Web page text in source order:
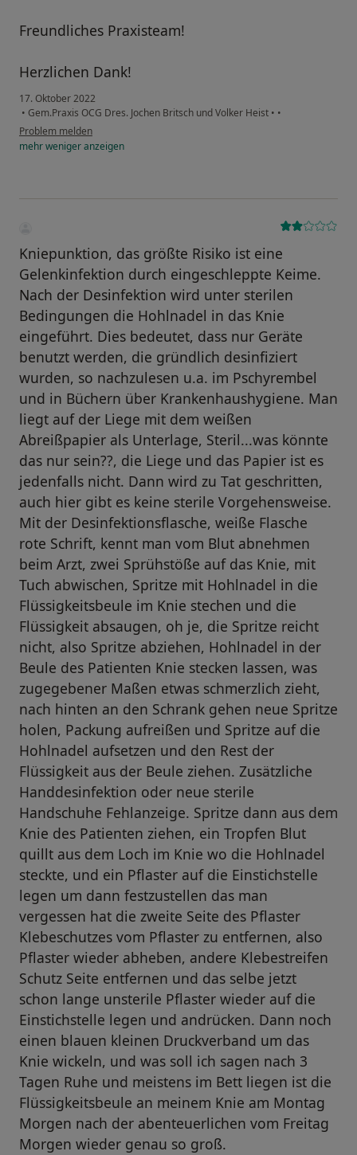
Freundliches Praxisteam!
Herzlichen Dank!
17. Oktober 2022
• Gem.Praxis OCG Dres. Jochen Britsch und Volker Heist • •
Problem melden
mehrwenigeranzeigen
Kniepunktion, das größte Risiko ist eine
Gelenkinfektion durch eingeschleppte Keime.
Nach der Desinfektion wird unter sterilen
Bedingungen die Hohlnadel in das Knie
eingeführt. Dies bedeutet, dass nur Geräte
benutzt werden, die gründlich desinfiziert
wurden, so nachzulesen u.a. im Pschyrembel
und in Büchern über Krankenhaushygiene. Man
liegt auf der Liege mit dem weißen
Abreißpapier als Unterlage, Steril...was könnte
das nur sein??, die Liege und das Papier ist es
jedenfalls nicht. Dann wird zu Tat geschritten,
auch hier gibt es keine sterile Vorgehensweise.
Mit der Desinfektionsflasche, weiße Flasche
rote Schrift, kennt man vom Blut abnehmen
beim Arzt, zwei Sprühstöße auf das Knie, mit
Tuch abwischen, Spritze mit Hohlnadel in die
Flüssigkeitsbeule im Knie stechen und die
Flüssigkeit absaugen, oh je, die Spritze reicht
nicht, also Spritze abziehen, Hohlnadel in der
Beule des Patienten Knie stecken lassen, was
zugegebener Maßen etwas schmerzlich zieht,
nach hinten an den Schrank gehen neue Spritze
holen, Packung aufreißen und Spritze auf die
Hohlnadel aufsetzen und den Rest der
Flüssigkeit aus der Beule ziehen. Zusätzliche
Handdesinfektion oder neue sterile
Handschuhe Fehlanzeige. Spritze dann aus dem
Knie des Patienten ziehen, ein Tropfen Blut
quillt aus dem Loch im Knie wo die Hohlnadel
steckte, und ein Pflaster auf die Einstichstelle
legen um dann festzustellen das man
vergessen hat die zweite Seite des Pflaster
Klebeschutzes vom Pflaster zu entfernen, also
Pflaster wieder abheben, andere Klebestreifen
Schutz Seite entfernen und das selbe jetzt
schon lange unsterile Pflaster wieder auf die
Einstichstelle legen und andrücken. Dann noch
einen blauen kleinen Druckverband um das
Knie wickeln, und was soll ich sagen nach 3
Tagen Ruhe und meistens im Bett liegen ist die
Flüssigkeitsbeule an meinem Knie am Montag
Morgen nach der abenteuerlichen vom Freitag
Morgen wieder genau so groß.